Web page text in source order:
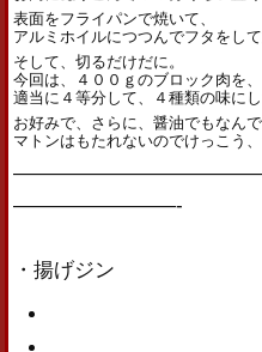
表面をフライパンで焼いて、
アルミホイルにつつんでフタをして
そして、切るだけだに。
今回は、４００ｇのブロック肉を、
適当に４等分して、４種類の味にし
お好みで、さらに、醤油でもなん
マトンはもたれないのでけっこう
————————-
・揚げジン